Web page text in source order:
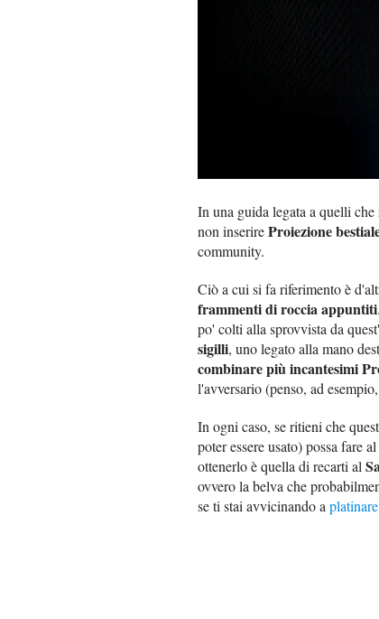
In una guida legata a quelli
non inserireProiezione
community.
Ciò a cui si fa riferimento è
frammenti di roccia appuntiti
po' colti alla sprovvista da
sigilli, uno legato alla mano
combinare più incantesimi
l'avversario (penso, ad
In ogni caso, se ritieni che
poter essere usato) possa fare
ottenerlo è quella di recarti al
ovvero la belva che
se ti stai avvicinando a